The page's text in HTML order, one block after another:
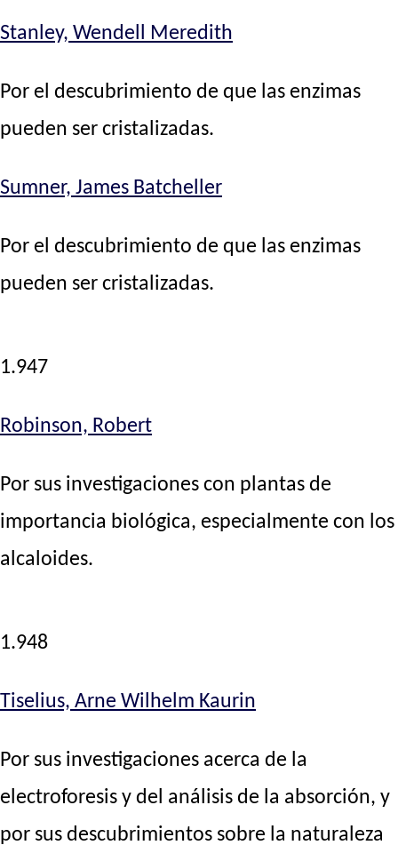
Stanley, Wendell Meredith
Por el descubrimiento de que las enzimas
pueden ser cristalizadas.
Sumner, James Batcheller
Por el descubrimiento de que las enzimas
pueden ser cristalizadas.
1.947
Robinson, Robert
Por sus investigaciones con plantas de
importancia biológica, especialmente con los
alcaloides.
1.948
Tiselius, Arne Wilhelm Kaurin
Por sus investigaciones acerca de la
electroforesis y del análisis de la absorción, y
por sus descubrimientos sobre la naturaleza